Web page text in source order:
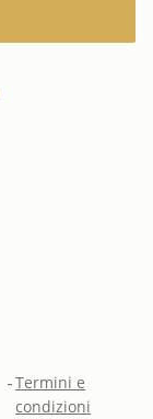
-Termini e
condizioni